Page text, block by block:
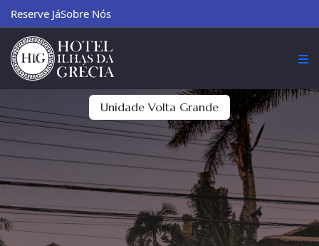
Reserve JáSobre Nós
Unidade Volta Grande